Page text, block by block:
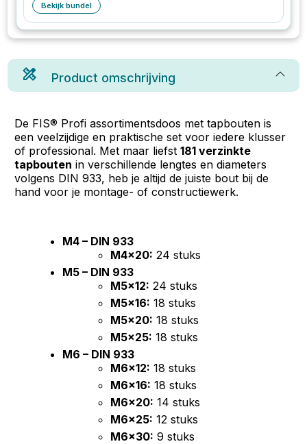
Bekijk bundel
Product omschrijving
De FIS® Profi assortimentsdoos met tapbouten is
een veelzijdige en praktische set voor iedere klusser
of professional. Met maar liefst181 verzinkte
tapbouten in verschillende lengtes en diameters
volgens DIN 933, heb je altijd de juiste bout bij de
hand voor je montage- of constructiewerk.
M4 – DIN 933
M4x20: 24 stuks
M5 – DIN 933
M5x12: 24 stuks
M5x16: 18 stuks
M5x20: 18 stuks
M5x25: 18 stuks
M6 – DIN 933
M6x12: 18 stuks
M6x16: 18 stuks
M6x20: 14 stuks
M6x25: 12 stuks
M6x30: 9 stuks